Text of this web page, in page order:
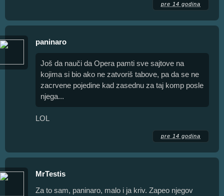
pre 14 godina
paninaro
Još da nauči da Opera pamti sve sajtove na
kojima si bio ako ne zatvoriš tabove, pa da se ne
zacrvene pojedine kad zasednu za taj komp posle
njega...
LOL
pre 14 godina
MrTestis
Za to sam, paninaro, malo i ja kriv. Zapeo njegov